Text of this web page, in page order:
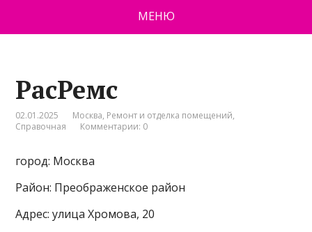
МЕНЮ
РасРемс
02.01.2025 Москва, Ремонт и отделка помещений,
Справочная
Комментарии: 0
город: Москва
Район: Преображенское район
Адрес: улица Хромова, 20